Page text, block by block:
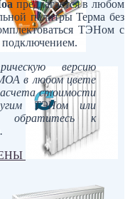
предлагается в любом
палитры Терма без
ТЭНом с
подключением.
версию
в любом цвете
стоимости
ТЭНом или
- обратитесь к